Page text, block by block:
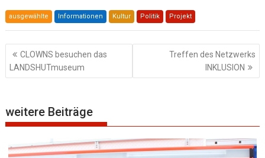
ausgewählte Informationen Kultur Politik Projekt
Beitragsnavigation
CLOWNS besuchen das
LANDSHUTmuseum
Treffen des Netzwerks
INKLUSION
weitere Beiträge